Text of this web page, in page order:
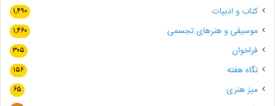
کتاب و ادبیات ۱,۴۹۰
موسیقی و هنرهای تجسمی ۱,۴۶۰
فراخوان ۳۰۵
نگاه هفته ۱۵۶
میز هنری ۶۵